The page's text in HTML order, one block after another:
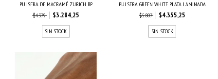
PULSERA DE MACRAMÉ ZURICH BP
$4.379
$3.284,25
SIN STOCK
PULSERA GREEN WHITE PLATA LAMINADA
$5.807
$4.355,25
SIN STOCK